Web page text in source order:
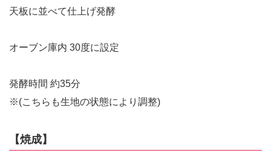
天板に並べて仕上げ発酵
オーブン庫内 30度に設定
発酵時間 約35分
※(こちらも生地の状態により調整)
【焼成】